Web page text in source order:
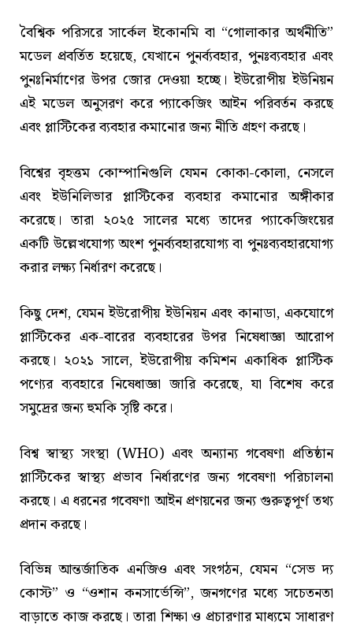
বৈশ্বিক পরিসরে সার্কেল ইকোনমি বা “গোলাকার অর্থনীতি”
মডেল প্রবর্তিত হয়েছে, যেখানে পুনর্ব্যবহার, পুনঃব্যবহার এবং
পুনঃনির্মাণের উপর জোর দেওয়া হচ্ছে। ইউরোপীয় ইউনিয়ন
এই মডেল অনুসরণ করে প্যাকেজিং আইন পরিবর্তন করছে
এবং প্লাস্টিকের ব্যবহার কমানোর জন্য নীতি গ্রহণ করছে।
বিশ্বের বৃহত্তম কোম্পানিগুলি যেমন কোকা-কোলা, নেসলে
এবং ইউনিলিভার প্লাস্টিকের ব্যবহার কমানোর অঙ্গীকার
করেছে। তারা ২০২৫ সালের মধ্যে তাদের প্যাকেজিংয়ের
একটি উল্লেখযোগ্য অংশ পুনর্ব্যবহারযোগ্য বা পুনঃব্যবহারযোগ্য
করার লক্ষ্য নির্ধারণ করেছে।
কিছু দেশ, যেমন ইউরোপীয় ইউনিয়ন এবং কানাডা, একযোগে
প্লাস্টিকের এক-বারের ব্যবহারের উপর নিষেধাজ্ঞা আরোপ
করছে। ২০২১ সালে, ইউরোপীয় কমিশন একাধিক প্লাস্টিক
পণ্যের ব্যবহারে নিষেধাজ্ঞা জারি করেছে, যা বিশেষ করে
সমুদ্রের জন্য হুমকি সৃষ্টি করে।
বিশ্ব স্বাস্থ্য সংস্থা (WHO) এবং অন্যান্য গবেষণা প্রতিষ্ঠান
প্লাস্টিকের স্বাস্থ্য প্রভাব নির্ধারণের জন্য গবেষণা পরিচালনা
করছে। এ ধরনের গবেষণা আইন প্রণয়নের জন্য গুরুত্বপূর্ণ তথ্য
প্রদান করছে।
বিভিন্ন আন্তর্জাতিক এনজিও এবং সংগঠন, যেমন “সেভ দ্য
কোস্ট” ও “ওশান কনসার্ভেন্সি”, জনগণের মধ্যে সচেতনতা
বাড়াতে কাজ করছে। তারা শিক্ষা ও প্রচারণার মাধ্যমে সাধারণ